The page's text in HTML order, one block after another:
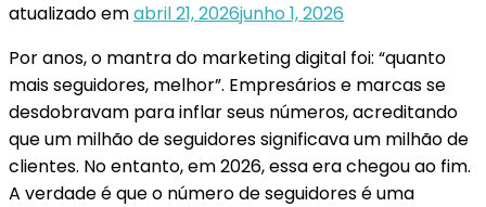
atualizado emabril 21, 2026junho 1, 2026
Por anos, o mantra do marketing digital foi: “quanto
mais seguidores, melhor”. Empresários e marcas se
desdobravam para inflar seus números, acreditando
que um milhão de seguidores significava um milhão de
clientes. No entanto, em 2026, essa era chegou ao fim.
A verdade é que o número de seguidores é uma